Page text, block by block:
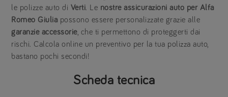
le polizze auto di Verti. Le nostre assicurazioni auto per Alfa
Romeo Giulia possono essere personalizzate grazie alle
garanzie accessorie, che ti permettono di proteggerti dai
rischi. Calcola online un preventivo per la tua polizza auto,
bastano pochi secondi!
Scheda tecnica